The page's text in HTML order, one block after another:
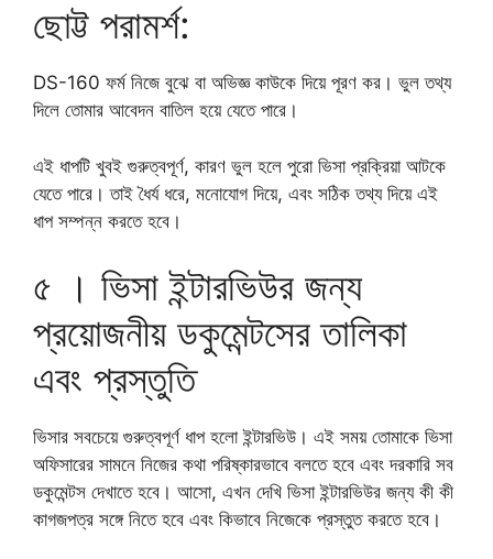
ছোট্ট পরামর্শ:
DS-160 ফর্ম নিজে বুঝে বা অভিজ্ঞ কাউকে দিয়ে পূরণ কর। ভুল তথ্য
দিলে তোমার আবেদন বাতিল হয়ে যেতে পারে।
এই ধাপটি খুবই গুরুত্বপূর্ণ, কারণ ভুল হলে পুরো ভিসা প্রক্রিয়া আটকে
যেতে পারে। তাই ধৈর্য ধরে, মনোযোগ দিয়ে, এবং সঠিক তথ্য দিয়ে এই
ধাপ সম্পন্ন করতে হবে।
৫ । ভিসা ইন্টারভিউর জন্য
প্রয়োজনীয় ডকুমেন্টসের তালিকা
এবং প্রস্তুতি
ভিসার সবচেয়ে গুরুত্বপূর্ণ ধাপ হলো ইন্টারভিউ। এই সময় তোমাকে ভিসা
অফিসারের সামনে নিজের কথা পরিষ্কারভাবে বলতে হবে এবং দরকারি সব
ডকুমেন্টস দেখাতে হবে। আসো, এখন দেখি ভিসা ইন্টারভিউর জন্য কী কী
কাগজপত্র সঙ্গে নিতে হবে এবং কিভাবে নিজেকে প্রস্তুত করতে হবে।